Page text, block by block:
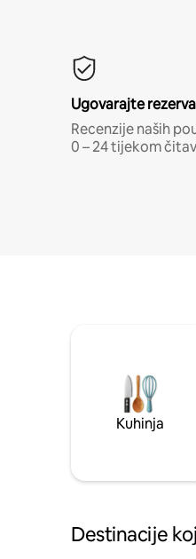
Ugovarajte
Recenzije naših
0 – 24 tijekom
Kuhinja
Destinacije